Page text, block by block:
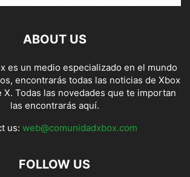
ABOUT US
es un medio especializado en el mundo
encontrarás todas las noticias de Xbox
X. Todas las novedades que te importan
las encontrarás aquí.
us: web@comunidadxbox.com
FOLLOW US